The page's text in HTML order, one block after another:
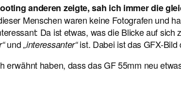
anderen zeigte, sah ich immer die
Menschen waren keine Fotografen und
Da ist etwas, was die Blicke auf
und„interessanter“ist. Dabei ist das GFX-Bild
erwähnt haben, dass das GF 55mm neu